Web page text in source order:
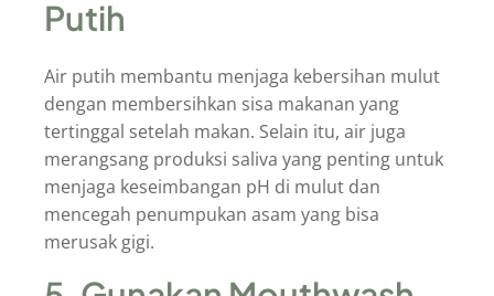
Putih
Air putih membantu menjaga kebersihan mulut
dengan membersihkan sisa makanan yang
tertinggal setelah makan. Selain itu, air juga
merangsang produksi saliva yang penting untuk
menjaga keseimbangan pH di mulut dan
mencegah penumpukan asam yang bisa
merusak gigi.